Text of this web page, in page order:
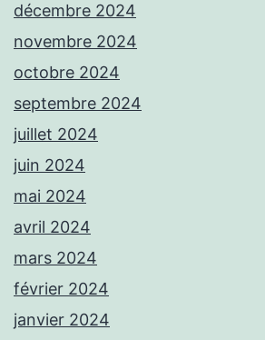
décembre 2024
novembre 2024
octobre 2024
septembre 2024
juillet 2024
juin 2024
mai 2024
avril 2024
mars 2024
février 2024
janvier 2024